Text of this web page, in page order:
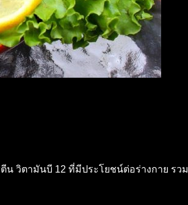
น วิตามันบี 12 ที่มีประโยชน์ต่อร่างกาย รวม